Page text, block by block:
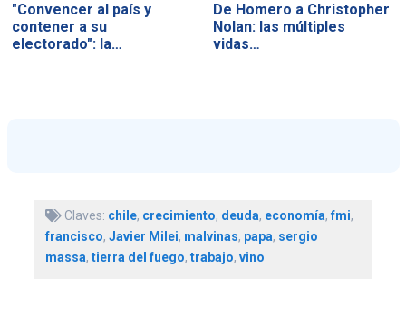
"Convencer al país y
contener a su
electorado": la…
De Homero a Christopher
Nolan: las múltiples
vidas…
Claves: chile, crecimiento, deuda, economía,fmi,
francisco, Javier Milei, malvinas, papa, sergio
massa, tierra del fuego, trabajo, vino